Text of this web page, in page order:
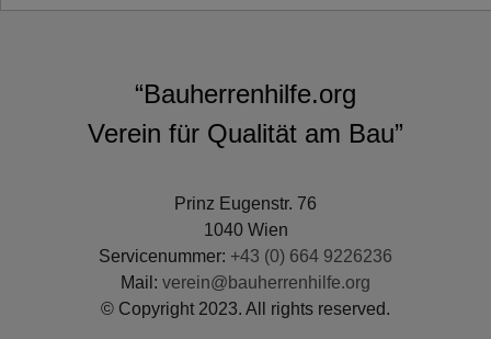
“Bauherrenhilfe.org
Verein für Qualität am Bau”
Prinz Eugenstr. 76
1040 Wien
Servicenummer: +43 (0) 664 9226236
Mail: verein@bauherrenhilfe.org
© Copyright 2023. All rights reserved.